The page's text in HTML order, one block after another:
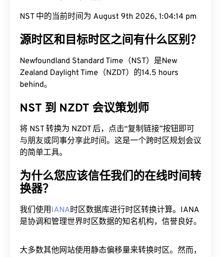
NST 中的当前时间为 August 9th 2026, 1:04:15 pm
源时区和目标时区之间有什么区别？
Newfoundland Standard Time（NST）是New
Zealand Daylight Time（NZDT）的14.5 hours
behind。
NST 到 NZDT 会议策划师
将 NST 转换为 NZDT 后，点击“复制链接”按钮即可
与朋友或同事分享此时间。这是一个跨时区规划会议
的简单工具。
为什么您应该信任我们的在线时间转
换器？
我们使用IANA时区数据库进行时区转换计算。IANA
是协调和管理世界时区数据的知名机构，信誉良好。
大多数其他网站使用静态偏移量来转换时区。然而，